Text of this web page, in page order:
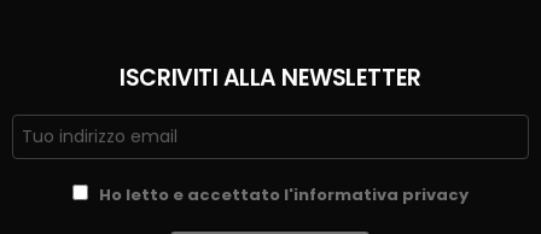
ISCRIVITI ALLA NEWSLETTER
Ho letto e accettato l'informativa privacy